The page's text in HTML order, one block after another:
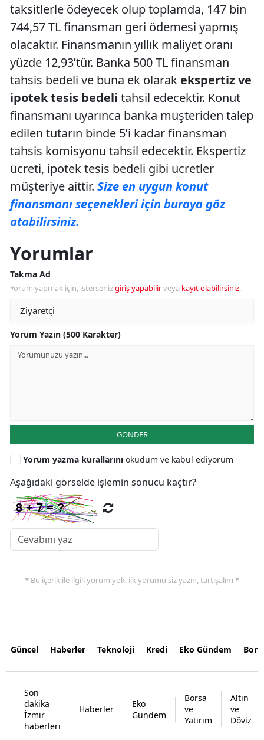
taksitlerle ödeyecek olup toplamda, 147 bin
744,57 TL finansman geri ödemesi yapmış
olacaktır. Finansmanın yıllık maliyet oranı
yüzde 12,93’tür. Banka 500 TL finansman
tahsis bedeli ve buna ek olarak ekspertiz ve
ipotek tesis bedeli tahsil edecektir. Konut
finansmanı uyarınca banka müşteriden talep
edilen tutarın binde 5’i kadar finansman
tahsis komisyonu tahsil edecektir. Ekspertiz
ücreti, ipotek tesis bedeli gibi ücretler
müşteriye aittir. Size en uygun konut
finansmanı seçenekleri için buraya göz
atabilirsiniz.
Yorumlar
Takma Ad
Yorum yapmak için, istersenizgiriş yapabilirveya kayıt olabilirsiniz.
Yorum Yazın (500 Karakter)
GÖNDER
Yorum yazma kurallarını okudum ve kabul ediyorum
Aşağıdaki görselde işlemin sonucu kaçtır?
* Bu içerik ile ilgili yorum yok, ilk yorumu siz yazın, tartışalım *
Güncel Haberler Teknoloji Kredi Eko Gündem
Son
dakika
İzmir
haberleri
Haberler
Eko
Gündem
Borsa
ve
Yatırım
Altın
ve
Döviz